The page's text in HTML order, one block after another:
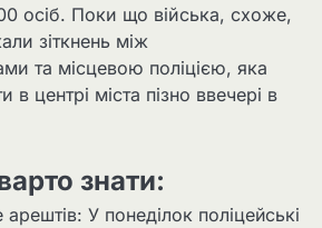
осіб. Поки що війська, схоже,
зіткнень між
та місцевою поліцією, яка
в центрі міста пізно ввечері в
знати:
арештів: У понеділок поліцейські